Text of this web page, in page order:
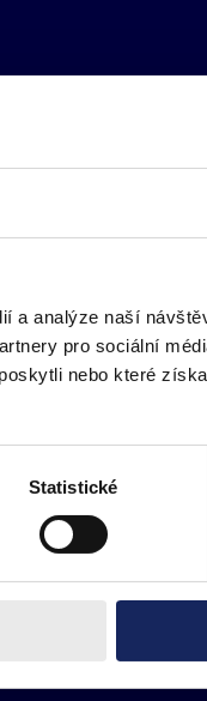
a analýze naší
pro sociální
nebo které
Statistické